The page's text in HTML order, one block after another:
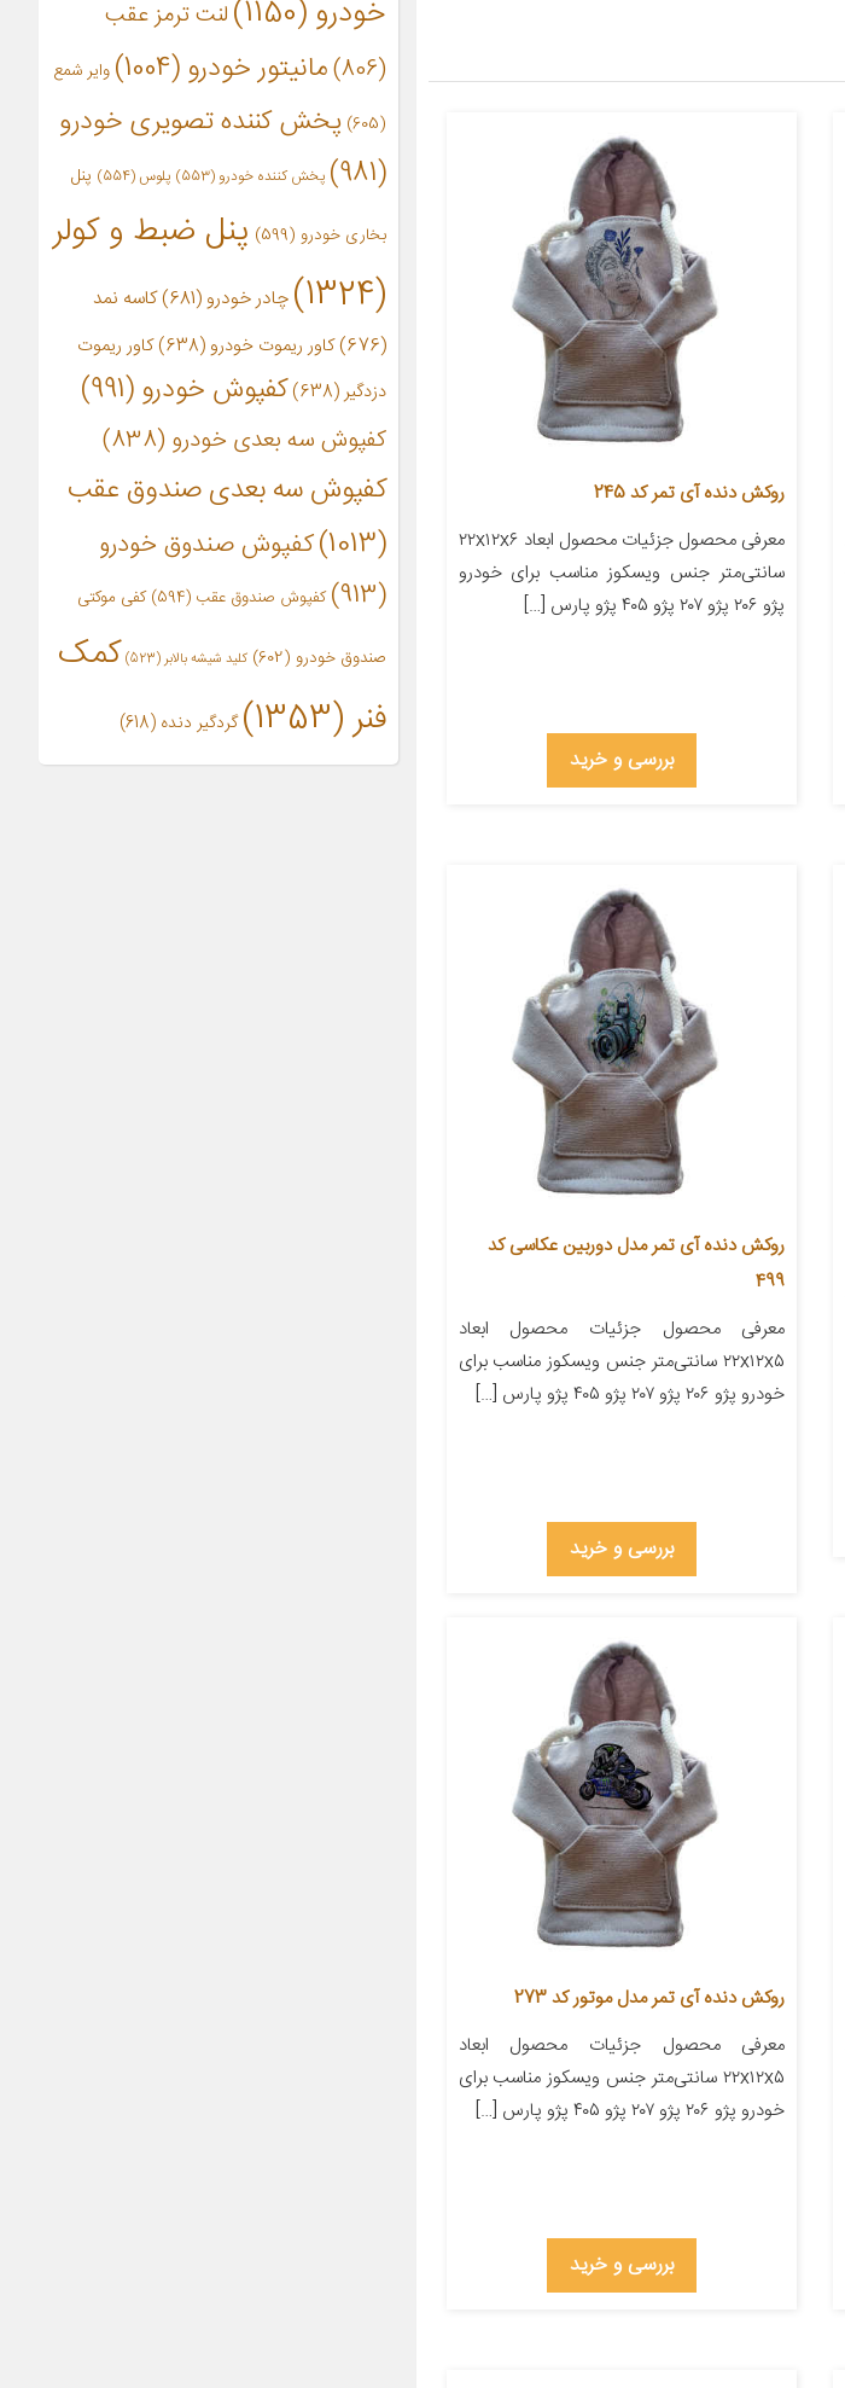
روکش دنده آی تمر کد 245
معرفی محصول جزئیات محصول ابعاد ۲۲x۱۲x۶
سانتی‌متر جنس ویسکوز مناسب برای خودرو
پژو ۲۰۶ پژو ۲۰۷ پژو ۴۰۵ پژو پارس […]
بررسی و خرید
روکش دنده آی تمر مدل دوربین عکاسی کد
499
معرفی محصول جزئیات محصول ابعاد
۲۲x۱۲x۵ سانتی‌متر جنس ویسکوز مناسب برای
خودرو پژو ۲۰۶ پژو ۲۰۷ پژو ۴۰۵ پژو پارس […]
بررسی و خرید
روکش دنده آی تمر مدل موتور کد 273
معرفی محصول جزئیات محصول ابعاد
۲۲x۱۲x۵ سانتی‌متر جنس ویسکوز مناسب برای
خودرو پژو ۲۰۶ پژو ۲۰۷ پژو ۴۰۵ پژو پارس […]
بررسی و خرید
خودرو(1150)
لنت ترمز عقب
(806)
مانیتور خودرو(1004)
وایر شمع
(605)
پخش کننده تصویری خودرو
(981)
پخش کننده خودرو(553) پلوس(554) پنل
بخاری خودرو (599)
پنل ضبط و کولر
(1324)
چادر خودرو (681)
کاسه نمد
(676)
کاور ریموت خودرو(638)
کاور ریموت
دزدگیر(638) کفپوش خودرو(991)
کفپوش سه بعدی خودرو (838)
کفپوش سه بعدی صندوق عقب
(1013)
کفپوش صندوق خودرو
(913)
کفپوش صندوق عقب (594) کفی موکتی
صندوق خودرو (602) کلید شیشه بالابر(523)
کمک
فنر(1353) گردگیر دنده (618)